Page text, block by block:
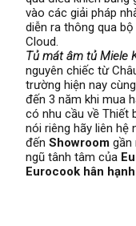
vào các giải pháp
diễn ra thông qua
Cloud.
Tủ mát âm tủ Miele
nguyên chiếc từ
trường hiện nay
đến 3 năm khi mua
có nhu cầu về Thiết
nói riêng hãy liên hệ
đến Showroom gần
ngũ tânh tâm của
Eurocook hân